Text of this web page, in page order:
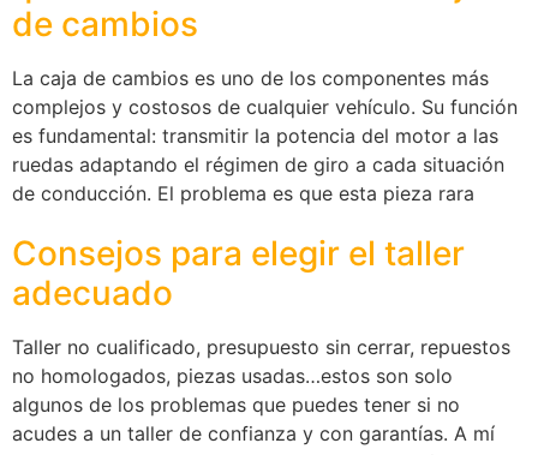
de cambios
La caja de cambios es uno de los componentes más
complejos y costosos de cualquier vehículo. Su función
es fundamental: transmitir la potencia del motor a las
ruedas adaptando el régimen de giro a cada situación
de conducción. El problema es que esta pieza rara
Consejos para elegir el taller
adecuado
Taller no cualificado, presupuesto sin cerrar, repuestos
no homologados, piezas usadas…estos son solo
algunos de los problemas que puedes tener si no
acudes a un taller de confianza y con garantías. A mí